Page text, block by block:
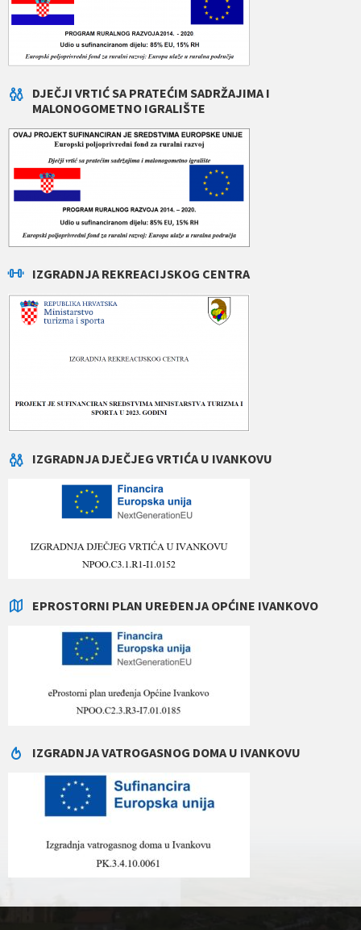
DJEČJI VRTIĆ SA PRATEĆIM SADRŽAJIMA I
MALONOGOMETNO IGRALIŠTE
IZGRADNJA REKREACIJSKOG CENTRA
IZGRADNJA DJEČJEG VRTIĆA U IVANKOVU
EPROSTORNI PLAN UREĐENJA OPĆINE IVANKOVO
IZGRADNJA VATROGASNOG DOMA U IVANKOVU